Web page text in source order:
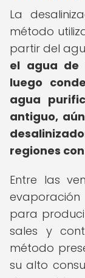
La
método
partir del
el agua de
luego
agua
antiguo,
regiones
Entre las
para
sales y
método
su alto